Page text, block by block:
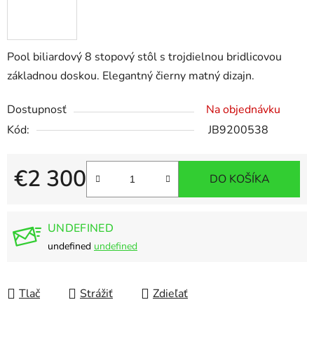
Pool biliardový 8 stopový stôl s trojdielnou bridlicovou
základnou doskou. Elegantný čierny matný dizajn.
Dostupnosť
Na objednávku
Kód:
JB9200538
€2 300
Jednotková cena:
DO KOŠÍKA
UNDEFINED
undefined undefined
Tlač Strážiť Zdieľať